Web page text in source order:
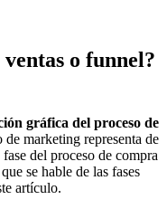
ventas o funnel?
gráfica del proceso de
de marketing representa de
del proceso de compra
se hable de las fases
artículo.